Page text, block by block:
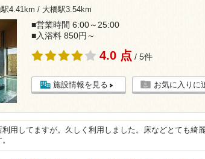
4.41km / 大橋駅3.54km
■営業時間 6:00～25:00
■入浴料 850円～
4.0 点 / 5件
施設情報を見る お気に入りに
利用してますが。久しく利用しました。床などとても綺